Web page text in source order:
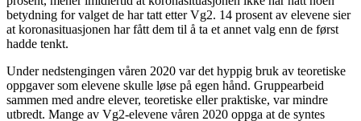
betydning for valget de har tatt etter Vg2. 14 prosent av elevene sier
at koronasituasjonen har fått dem til å ta et annet valg enn de først
hadde tenkt.
Under nedstengingen våren 2020 var det hyppig bruk av teoretiske
oppgaver som elevene skulle løse på egen hånd. Gruppearbeid
sammen med andre elever, teoretiske eller praktiske, var mindre
utbredt. Mange av Vg2-elevene våren 2020 oppga at de syntes